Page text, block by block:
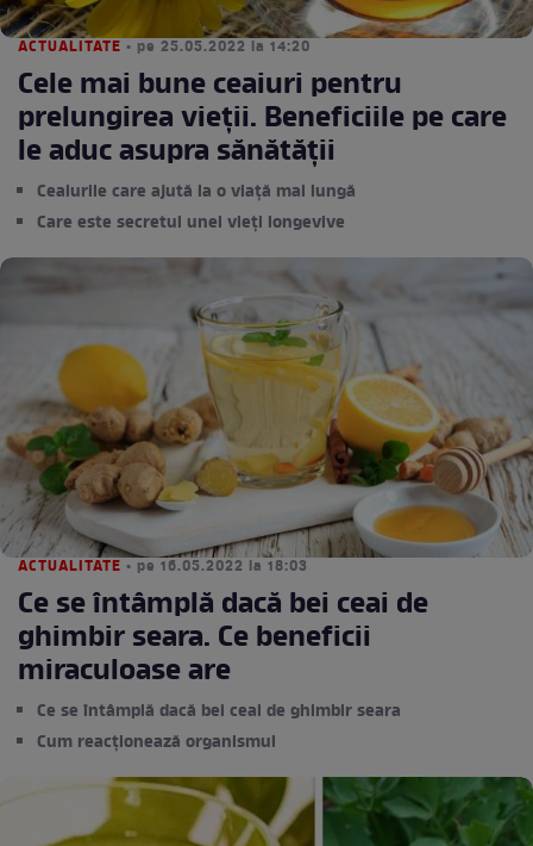
ACTUALITATE • pe 25.05.2022 la 14:20
Cele mai bune ceaiuri pentru
prelungirea vieții. Beneficiile pe care
le aduc asupra sănătății
Ceaiurile care ajută la o viață mai lungă
Care este secretul unei vieți longevive
ACTUALITATE • pe 16.05.2022 la 18:03
Ce se întâmplă dacă bei ceai de
ghimbir seara. Ce beneficii
miraculoase are
Ce se întâmplă dacă bei ceai de ghimbir seara
Cum reacționează organismul